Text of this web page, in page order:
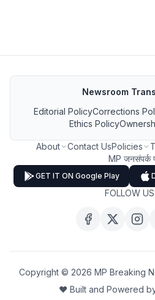
Newsroom
Editorial PolicyCorrections
Ethics Policy
About Contact UsPolicies
MP जनसंपर्क
GET IT ON Google Play
FOLLOW
Copyright © 2026 MP Breaking
❤️ Built and Powered